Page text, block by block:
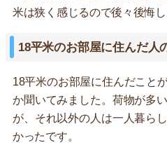
米は狭く感じるので後々後悔し
18平米のお部屋に住んだ人
18平米のお部屋に住んだこと
か聞いてみました。荷物が多
が、それ以外の人は一人暮ら
かったです。